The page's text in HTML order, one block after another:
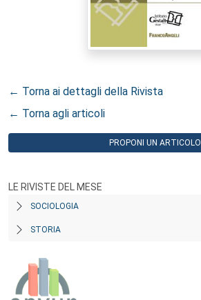
← Torna ai dettagli della Rivista
← Torna agli articoli
PROPONI UN ARTICOLO
LE RIVISTE DEL MESE
SOCIOLOGIA
STORIA